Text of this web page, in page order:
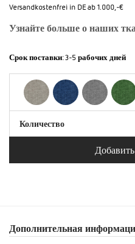
была:
€
ist:
Versandkostenfrei in DE ab 1.000,-€
Узнайте больше о наших
Срок поставки:3-5 рабочих дней
Количество
Дополнительная